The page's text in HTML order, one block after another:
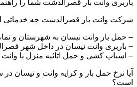
باربری وانت بار قصرالدشت شما را
شرکت وانت بار قصرالدشت چه خدماتی
– حمل بار وانت نیسان به شهرستان و
– باربری وانت نیسان در داخل شهر
– اسباب کشی و حمل اثاثیه منزل با وانت
است؟